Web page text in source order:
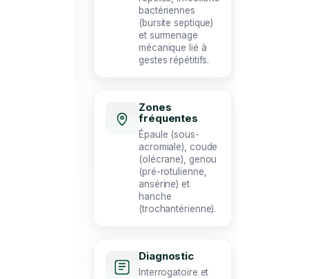
bactériennes
(bursite septique)
et surmenage
mécanique lié à
gestes répétitifs.
Zones
fréquentes
Épaule (sous-
acromiale), coude
(olécrane), genou
(pré-rotulienne,
ansérine) et
hanche
(trochantérienne).
Diagnostic
Interrogatoire et